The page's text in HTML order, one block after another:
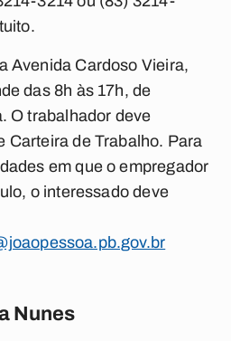
Avenida Cardoso Vieira,
das 8h às 17h, de
O trabalhador deve
Carteira de Trabalho. Para
em que o empregador
o interessado deve
Nunes